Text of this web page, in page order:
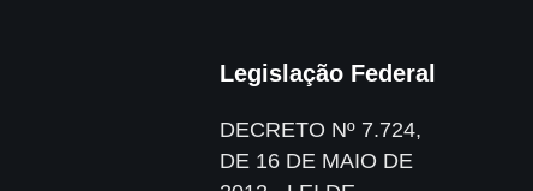
Legislação Federal
DECRETO Nº 7.724,
DE 16 DE MAIO DE